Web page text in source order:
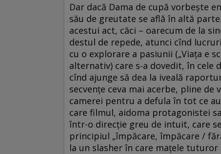
Dar dacă Dama de cupă vorbește
său de greutate se află în altă
acestui act, căci – oarecum de la
destul de repede, atunci cînd
cu o explorare a pasiunii („Viața e
alternativ) care s-a dovedit, în cele
cînd ajunge să dea la iveală
secvențe ceva mai acerbe, pline
camerei pentru a defula în tot ce
care filmul, aidoma protagonistei
într-o direcție greu de intuit, care
principiul „împăcare, împăcare /
la un slasher în care mațele tuturor